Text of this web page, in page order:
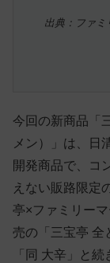
出典：ファ
今回の新商品「
メン）」は、日
開発商品で、コ
えない販路限定
亭×ファミリー
売の「三宝亭 全
「同 大辛」と